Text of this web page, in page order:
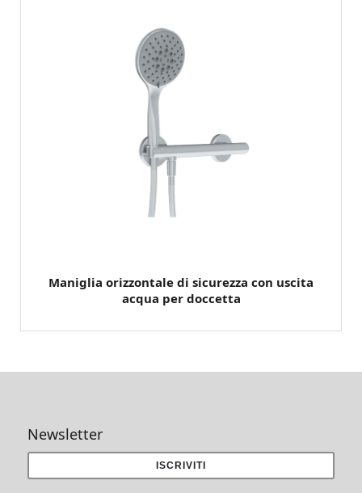
Maniglia orizzontale di sicurezza con uscita
acqua per doccetta
Newsletter
ISCRIVITI